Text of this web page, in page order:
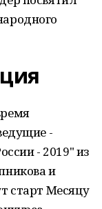
-
- 2019" из
и
старт Месяцу